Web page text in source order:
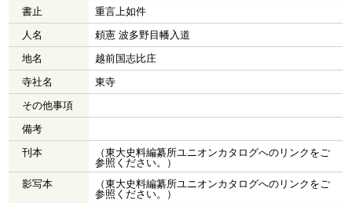
書止
重言上如件
人名
頼憲 波多野目幡入道
地名
越前国志比庄
寺社名
東寺
その他事項
備考
刊本
（東大史料編纂所ユニオンカタログへのリンクをご
参照ください。）
影写本
（東大史料編纂所ユニオンカタログへのリンクをご
参照ください。）